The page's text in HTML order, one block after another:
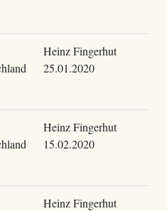
Heinz Fingerhut
25.01.2020
Heinz Fingerhut
15.02.2020
Heinz Fingerhut